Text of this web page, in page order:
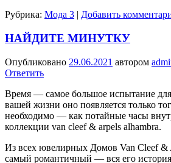
Рубрика: Мода 3 | Добавить
НАЙДИТЕ МИНУТКУ
Опубликовано 29.06.2021 автором
Ответить
Время — самое большое испытание
вашей жизни оно появляется только
необходимо — как потайные часы
коллекции van cleef & arpels alhambra.
Из всех ювелирных Домов Van Cleef &
самый роман­тичный — вся его история